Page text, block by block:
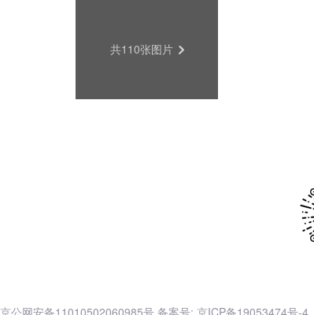
共110张图片
京公网安备11010502060985号 备案号: 京ICP备19053474号-4